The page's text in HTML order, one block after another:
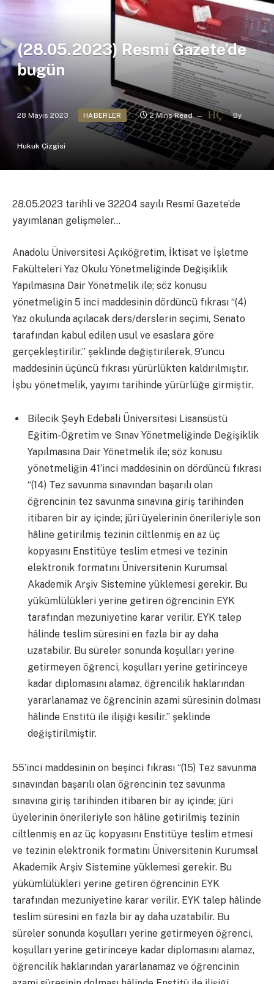
(28.05.2023) Resmî Gazete’de
bugün
28 Mayıs 2023 HABERLER 2 Mins Read By
Hukuk Çizgisi
28.05.2023 tarihli ve 32204 sayılı Resmî Gazete’de
yayımlanan gelişmeler…
Anadolu Üniversitesi Açıköğretim, İktisat ve İşletme
Fakülteleri Yaz Okulu Yönetmeliğinde Değişiklik
Yapılmasına Dair Yönetmelik ile; söz konusu
yönetmeliğin 5 inci maddesinin dördüncü fıkrası “(4)
Yaz okulunda açılacak ders/derslerin seçimi, Senato
tarafından kabul edilen usul ve esaslara göre
gerçekleştirilir.” şeklinde değiştirilerek, 9’uncu
maddesinin üçüncü fıkrası yürürlükten kaldırılmıştır.
İşbu yönetmelik, yayımı tarihinde yürürlüğe girmiştir.
Bilecik Şeyh Edebali Üniversitesi Lisansüstü
Eğitim-Öğretim ve Sınav Yönetmeliğinde Değişiklik
Yapılmasına Dair Yönetmelik ile; söz konusu
yönetmeliğin 41’inci maddesinin on dördüncü fıkrası
“(14) Tez savunma sınavından başarılı olan
öğrencinin tez savunma sınavına giriş tarihinden
itibaren bir ay içinde; jüri üyelerinin önerileriyle son
hâline getirilmiş tezinin ciltlenmiş en az üç
kopyasını Enstitüye teslim etmesi ve tezinin
elektronik formatını Üniversitenin Kurumsal
Akademik Arşiv Sistemine yüklemesi gerekir. Bu
yükümlülükleri yerine getiren öğrencinin EYK
tarafından mezuniyetine karar verilir. EYK talep
hâlinde teslim süresini en fazla bir ay daha
uzatabilir. Bu süreler sonunda koşulları yerine
getirmeyen öğrenci, koşulları yerine getirinceye
kadar diplomasını alamaz, öğrencilik haklarından
yararlanamaz ve öğrencinin azami süresinin dolması
hâlinde Enstitü ile ilişiği kesilir.” şeklinde
değiştirilmiştir.
55’inci maddesinin on beşinci fıkrası “(15) Tez savunma
sınavından başarılı olan öğrencinin tez savunma
sınavına giriş tarihinden itibaren bir ay içinde; jüri
üyelerinin önerileriyle son hâline getirilmiş tezinin
ciltlenmiş en az üç kopyasını Enstitüye teslim etmesi
ve tezinin elektronik formatını Üniversitenin Kurumsal
Akademik Arşiv Sistemine yüklemesi gerekir. Bu
yükümlülükleri yerine getiren öğrencinin EYK
tarafından mezuniyetine karar verilir. EYK talep hâlinde
teslim süresini en fazla bir ay daha uzatabilir. Bu
süreler sonunda koşulları yerine getirmeyen öğrenci,
koşulları yerine getirinceye kadar diplomasını alamaz,
öğrencilik haklarından yararlanamaz ve öğrencinin